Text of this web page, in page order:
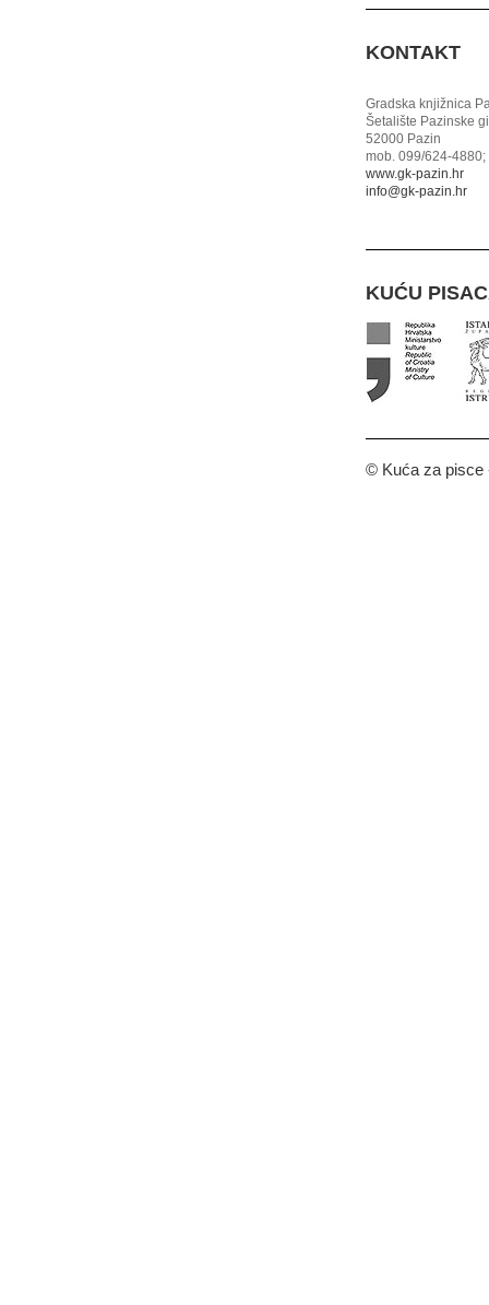
KONTAKT
Gradska knjižnica
Šetalište Pazinske
52000 Pazin
mob. 099/624-
www.gk-pazin.hr
info@gk-pazin.hr
KUĆU
© Kuća za pisce